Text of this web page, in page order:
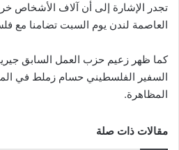
تجدر الإشارة إلى أن آلاف الأشخاص
العاصمة لندن يوم السبت تضامنا مع
كما ظهر زعيم حزب العمل السابق
السفير الفلسطيني حسام زملط في
المظاهرة.
مقالات ذات صلة